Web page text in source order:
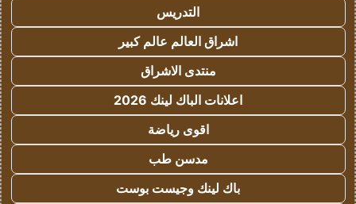
التدريس
اشراق العالم عالم كبير
منتدى الاشراق
اعلانات الباك لينك 2026
اقوى رياضة
مدسن طب
باك لينك وجيست بوست